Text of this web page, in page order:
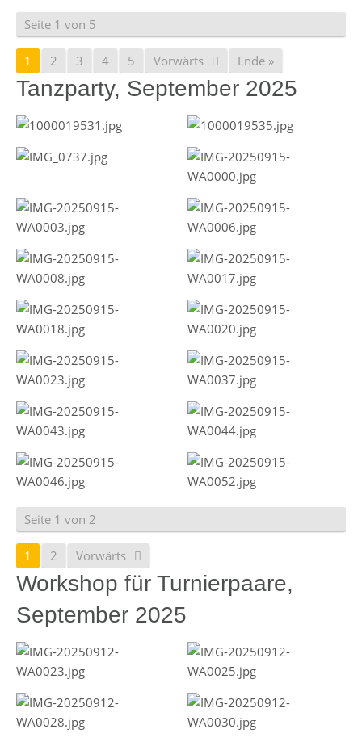
Seite 1 von 5
1 2 3 4 5 Vorwärts Ende »
Tanzparty, September 2025
Seite 1 von 2
1 2 Vorwärts
Workshop für Turnierpaare,
September 2025